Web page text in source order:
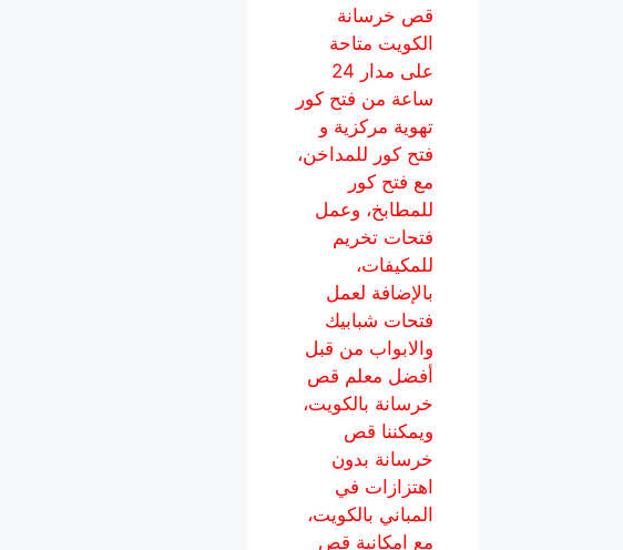
قص خرسانة
الكويت متاحة
على مدار 24
ساعة من فتح كور
تهوية مركزية و
فتح كور للمداخن،
مع فتح كور
للمطابخ، وعمل
فتحات تخريم
للمكيفات،
بالإضافة لعمل
فتحات شبابيك
والابواب من قبل
أفضل معلم قص
خرسانة بالكويت،
ويمكننا قص
خرسانة بدون
اهتزازات في
المباني بالكويت،
مع امكانية قص